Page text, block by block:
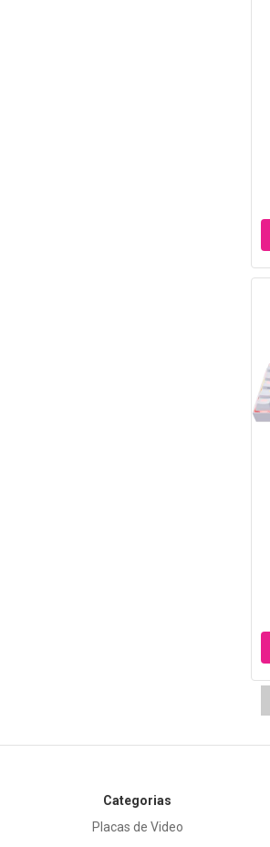
Categorias
Placas de Video